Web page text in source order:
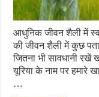
आधुनिक जीवन शैली में
की जीवन शैली में कुछ
जितना भी सावधानी
यूरिया के नाम पर हमारे
…